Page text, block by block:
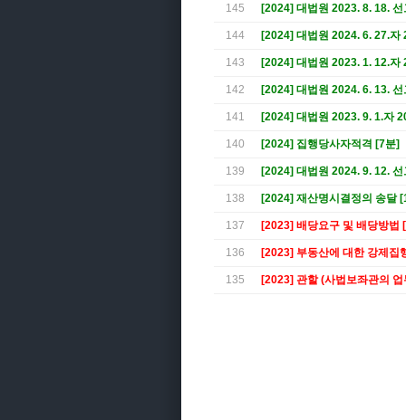
145 [2024] 대법원 2023. 8. 18.
144 [2024] 대법원 2024. 6. 27.자
143 [2024] 대법원 2023. 1. 12.자
142 [2024] 대법원 2024. 6. 13.
141 [2024] 대법원 2023. 9. 1.자
140 [2024] 집행당사자적격 [7분]
139 [2024] 대법원 2024. 9. 12.
138 [2024] 재산명시결정의 송달
137 [2023] 배당요구 및 배당방법
136 [2023] 부동산에 대한 강제집
135 [2023] 관할 (사법보좌관의